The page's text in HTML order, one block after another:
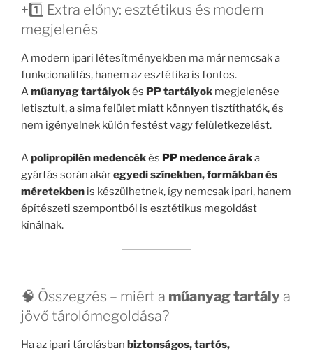
+1️⃣ Extra előny: esztétikus és modern
megjelenés
A modern ipari létesítményekben ma már nemcsak a
funkcionalitás, hanem az esztétika is fontos.
Aműanyag tartályokés PP tartályok megjelenése
letisztult, a sima felület miatt könnyen tisztíthatók, és
nem igényelnek külön festést vagy felületkezelést.
Apolipropilén medencékés PP medence áraka
gyártás során akáregyedi színekben, formákban és
méretekben is készülhetnek, így nemcsak ipari, hanem
építészeti szempontból is esztétikus megoldást
kínálnak.
🧠 Összegzés – miért a műanyag tartály a
jövő tárolómegoldása?
Ha az ipari tárolásban biztonságos, tartós,